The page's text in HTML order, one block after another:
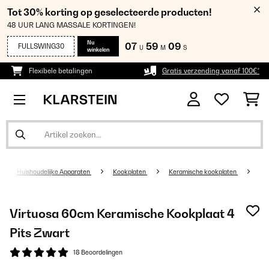
Tot 30% korting op geselecteerde producten!
48 UUR LANG MASSALE KORTINGEN!
FULLSWING30
Nu
winkelen
07 U 59 M 08 S
Flexibele betalingen Gratis verzending vanaf 100€*
Huishoudelijke Apparaten Kookplaten Keramische kookplaten
Virtuosa 60cm Keramische Kookplaat 4
Pits Zwart
18 Beoordelingen